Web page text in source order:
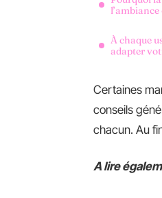
À chaque
adapter
Certaines
conseils
chacun. Au
A lire